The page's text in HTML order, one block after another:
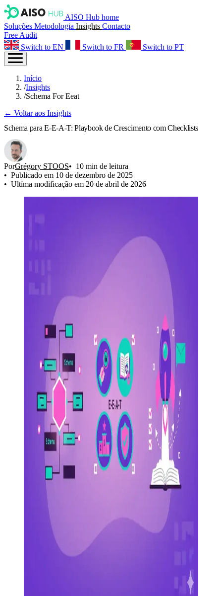
AISO Hub home
Soluções Metodologia Insights Contacto
Free Audit
Switch to EN
Switch to FR Switch to PT
Início
/Insights
/Schema For Eeat
← Voltar aos Insights
Schema para E-E-A-T: Playbook de Crescimento com Checklists
PorGrégory STOOS
10 min de leitura
Publicado em 10 de dezembro de 2025
Ultíma modificação em 20 de abril de 2026